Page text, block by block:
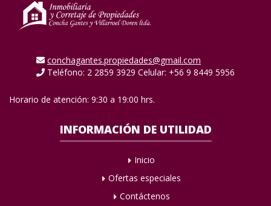
conchagantes.propiedades@gmail.com
Teléfono: 2 2859 3929 Celular: +56 9 8449 5956
Horario de atención: 9:30 a 19:00 hrs.
INFORMACIÓN DE UTILIDAD
Inicio
Ofertas especiales
Contáctenos